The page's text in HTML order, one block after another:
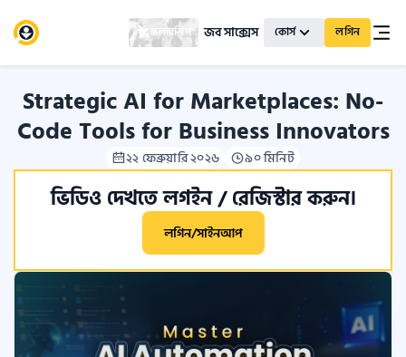
স্কলারশিপ জব সাক্সেস কোর্স লগিন
Strategic AI for Marketplaces: No-
Code Tools for Business Innovators
২২ ফেব্রুয়ারি ২০২৬ ৯০ মিনিট
ভিডিও দেখতে লগইন / রেজিস্টার করুন।
লগিন/সাইনআপ